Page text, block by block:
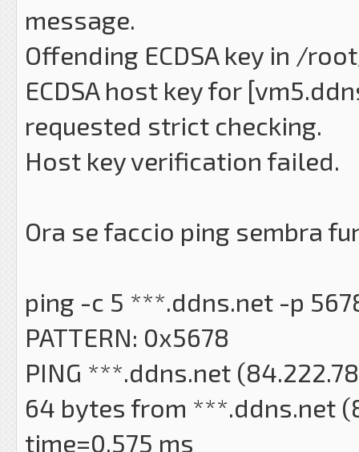
message.
Offending ECDSA key in /
ECDSA host key for
requested strict checking.
Host key verification failed.
Ora se faccio ping sembra
ping -c 5 ***.ddns.net -p
PATTERN: 0x5678
PING ***.ddns.net
64 bytes from ***.ddns.net
time=0.575 ms